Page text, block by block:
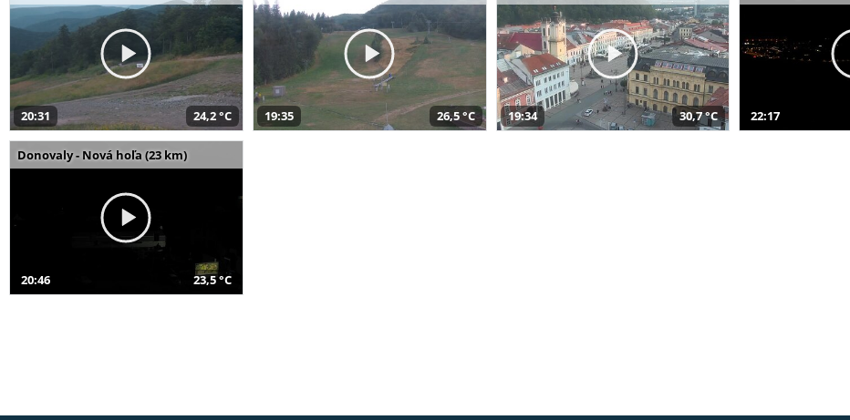
20:31 24,2 °C 19:35 26,5 °C 19:34 30,7 °C 22:17
Donovaly - Nová hoľa (23 km)
20:46 23,5 °C